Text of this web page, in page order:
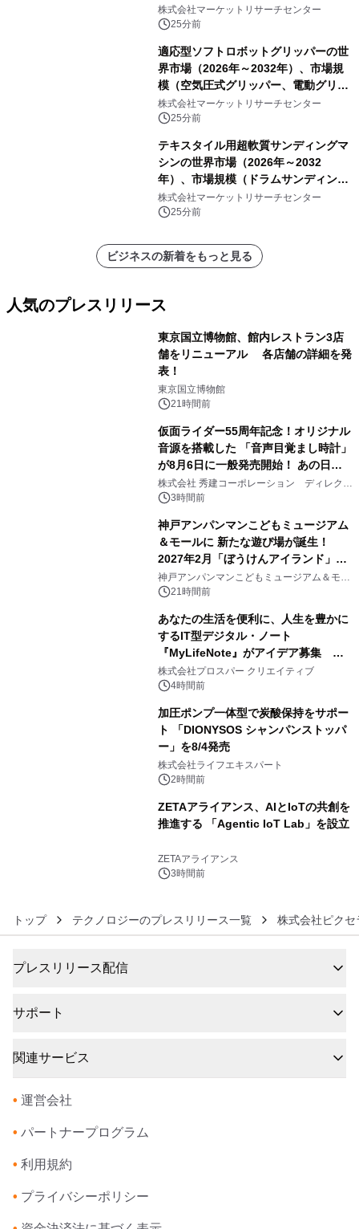
ム）・分析レポートを発表
株式会社マーケットリサーチセンター
25分前
適応型ソフトロボットグリッパーの世
界市場（2026年～2032年）、市場規
模（空気圧式グリッパー、電動グリッ
パー）・分析レポートを発表
株式会社マーケットリサーチセンター
25分前
テキスタイル用超軟質サンディングマ
シンの世界市場（2026年～2032
年）、市場規模（ドラムサンディング
マシン、ジェットサンディングマシ
ン、ローラーサンディングマシン、そ
株式会社マーケットリサーチセンター
25分前
ビジネスの新着をもっと見る
人気のプレスリリース
東京国立博物館、館内レストラン3店
舗をリニューアル 各店舗の詳細を発
表！
東京国立博物館
21時間前
仮面ライダー55周年記念！オリジナル
音源を搭載した 「音声目覚まし時計」
が8月6日に一般発売開始！ あの日の
大興奮が今甦る
株式会社 秀建コーポレーション ディレクト
アートギャラリー
3時間前
神戸アンパンマンこどもミュージアム
＆モールに 新たな遊び場が誕生！
2027年2月「ぼうけんアイランド」が
オープン
神戸アンパンマンこどもミュージアム＆モー
ル 21時間前
あなたの生活を便利に、人生を豊かに
するIT型デジタル・ノート
『MyLifeNote』がアイデア募集 優
秀賞100名に1年間無償試用
株式会社プロスパー クリエイティブ
4時間前
加圧ポンプ一体型で炭酸保持をサポー
ト 「DIONYSOS シャンパンストッパ
ー」を8/4発売
株式会社ライフエキスパート
2時間前
ZETAアライアンス、AIとIoTの共創を
推進する 「Agentic IoT Lab」を設立
ZETAアライアンス
3時間前
トップ テクノロジーのプレスリリース一覧 株式会社ピク
プレスリリース配信
サポート
関連サービス
• 運営会社
• パートナープログラム
• 利用規約
• プライバシーポリシー